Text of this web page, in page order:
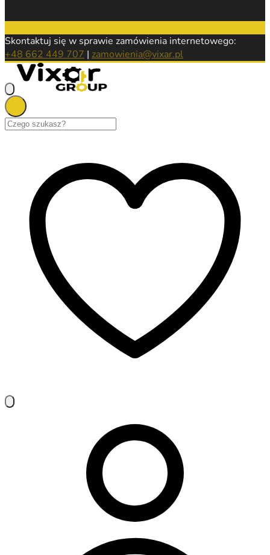
Skontaktuj się w sprawie zamówienia internetowego:
+48 662 449 707 | zamowienia@vixar.pl